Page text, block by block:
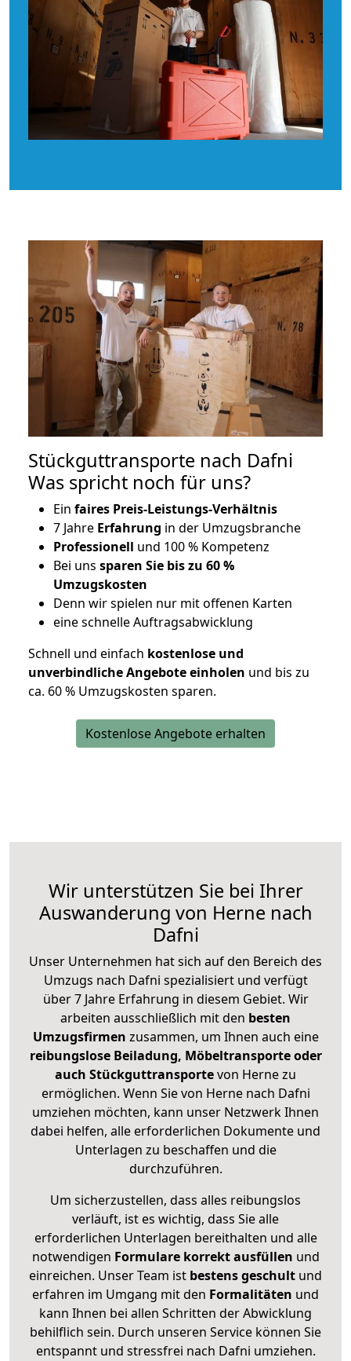
Stückguttransporte nach Dafni
Was spricht noch für uns?
Ein faires Preis-Leistungs-Verhältnis
7 Jahre Erfahrung in der Umzugsbranche
Professionell und 100 % Kompetenz
Bei uns sparen Sie bis zu 60 %
Umzugskosten
Denn wir spielen nur mit offenen Karten
eine schnelle Auftragsabwicklung
Schnell und einfach kostenlose und
unverbindliche Angebote einholen und bis zu
ca. 60 % Umzugskosten sparen.
Kostenlose Angebote erhalten
Wir unterstützen Sie bei Ihrer
Auswanderung von Herne nach
Dafni
Unser Unternehmen hat sich auf den Bereich des
Umzugs nach Dafni spezialisiert und verfügt
über 7 Jahre Erfahrung in diesem Gebiet. Wir
arbeiten ausschließlich mit den besten
Umzugsfirmen zusammen, um Ihnen auch eine
reibungslose Beiladung, Möbeltransporte oder
auch Stückguttransportevon Herne zu
ermöglichen. Wenn Sie von Herne nach Dafni
umziehen möchten, kann unser Netzwerk Ihnen
dabei helfen, alle erforderlichen Dokumente und
Unterlagen zu beschaffen und die
durchzuführen.
Um sicherzustellen, dass alles reibungslos
verläuft, ist es wichtig, dass Sie alle
erforderlichen Unterlagen bereithalten und alle
notwendigen Formulare korrekt ausfüllen und
einreichen. Unser Team ist bestens geschult und
erfahren im Umgang mit den Formalitäten und
kann Ihnen bei allen Schritten der Abwicklung
behilflich sein. Durch unseren Service können Sie
entspannt und stressfrei nach Dafni umziehen.